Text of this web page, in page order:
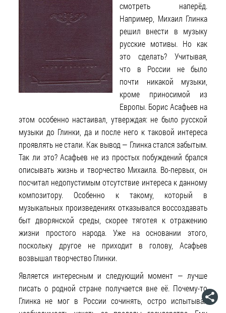
смотреть наперёд.
Например, Михаил Глинка
решил внести в музыку
русские мотивы. Но как
это сделать? Учитывая,
что в России не было
почти никакой музыки,
кроме приносимой из
Европы. Борис Асафьев на
этом особенно настаивал, утверждая: не было русской
музыки до Глинки, да и после него к таковой интереса
проявлять не стали. Как вывод — Глинка стался забытым.
Так ли это? Асафьев не из простых побуждений брался
описывать жизнь и творчество Михаила. Во-первых, он
посчитал недопустимым отсутствие интереса к данному
композитору. Особенно к такому, который в
музыкальных произведениях отказывался воссоздавать
быт дворянской среды, скорее тяготея к отражению
жизни простого народа. Уже на основании этого,
поскольку другое не приходит в голову, Асафьев
возвышал творчество Глинки.
Является интересным и следующий момент — лучше
писать о родной стране получается вне её. Почему-то
Глинка не мог в России сочинять, остро испытывая